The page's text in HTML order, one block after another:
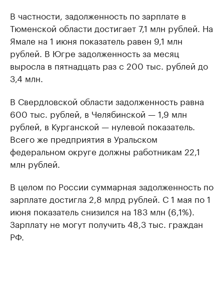
В частности, задолженность по зарплате в
Тюменской области достигает 7,1 млн рублей. На
Ямале на 1 июня показатель равен 9,1 млн
рублей. В Югре задолженность за месяц
выросла в пятнадцать раз с 200 тыс. рублей до
3,4 млн.
В Свердловской области задолженность равна
600 тыс. рублей, в Челябинской — 1,9 млн
рублей, в Курганской — нулевой показатель.
Всего же предприятия в Уральском
федеральном округе должны работникам 22,1
млн рублей.
В целом по России суммарная задолженность по
зарплате достигла 2,8 млрд рублей. С 1 мая по 1
июня показатель снизился на 183 млн (6,1%).
Зарплату не могут получить 48,3 тыс. граждан
РФ.